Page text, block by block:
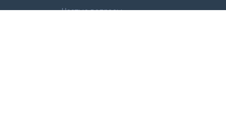
Частые вопросы